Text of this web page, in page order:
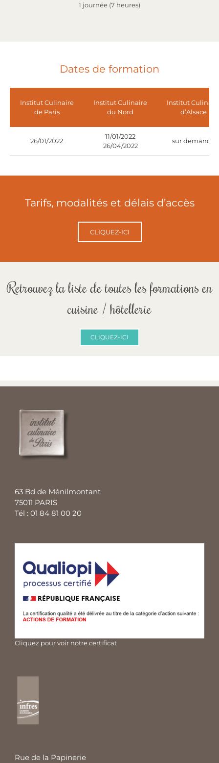
1 journée (7 heures)
Dates de formation
Institut Culinaire
de Paris
Institut Culinaire
du Nord
Institut
d’Alsace
26/01/2022
11/01/2022
26/04/2022
sur demande
Tarifs, modalités et délais d’accès
CLIQUEZ-ICI
Retrouvez la liste de toutes les formations en
cuisine / hôtellerie
CLIQUEZ-ICI
63 Bd de Ménilmontant
75011 PARIS
Tél : 01 84 81 00 20
Cliquez pour voir notre certificat
Rue de la Papinerie